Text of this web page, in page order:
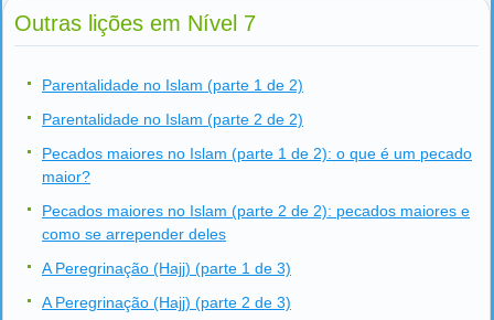
Outras lições em Nível 7
Parentalidade no Islam (parte 1 de 2)
Parentalidade no Islam (parte 2 de 2)
Pecados maiores no Islam (parte 1 de 2): o que é um pecado
maior?
Pecados maiores no Islam (parte 2 de 2): pecados maiores e
como se arrepender deles
A Peregrinação (Hajj) (parte 1 de 3)
A Peregrinação (Hajj) (parte 2 de 3)